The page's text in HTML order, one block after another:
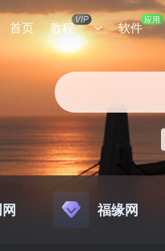
首页 教程VIP 软件 应用
福缘网